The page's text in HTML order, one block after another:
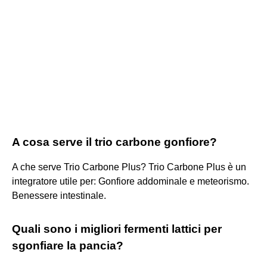
A cosa serve il trio carbone gonfiore?
A che serve Trio Carbone Plus? Trio Carbone Plus è un
integratore utile per: Gonfiore addominale e meteorismo.
Benessere intestinale.
Quali sono i migliori fermenti lattici per
sgonfiare la pancia?